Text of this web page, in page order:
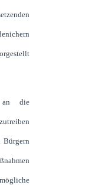
an die
Bürgern